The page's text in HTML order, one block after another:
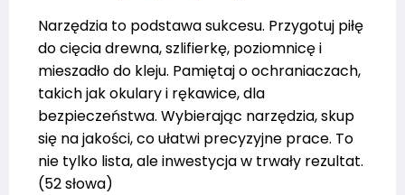
Narzędzia to podstawa sukcesu. Przygotuj piłę
do cięcia drewna, szlifierkę, poziomnicę i
mieszadło do kleju. Pamiętaj o ochraniaczach,
takich jak okulary i rękawice, dla
bezpieczeństwa. Wybierając narzędzia, skup
się na jakości, co ułatwi precyzyjne prace. To
nie tylko lista, ale inwestycja w trwały rezultat.
(52 słowa)